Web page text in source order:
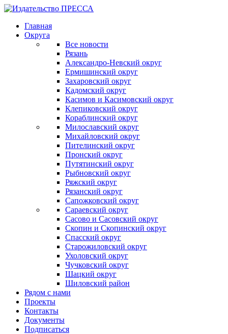
Главная
Округа
Все новости
Рязань
Александро-Невский округ
Ермишинский округ
Захаровский округ
Кадомский округ
Касимов и Касимовский округ
Клепиковский округ
Кораблинский округ
Милославский округ
Михайловский округ
Пителинский округ
Пронский округ
Путятинский округ
Рыбновский округ
Ряжский округ
Рязанский округ
Сапожковский округ
Сараевский округ
Сасово и Сасовский округ
Скопин и Скопинский округ
Спасский округ
Старожиловский округ
Ухоловский округ
Чучковский округ
Шацкий округ
Шиловский район
Рядом с нами
Проекты
Контакты
Документы
Подписаться